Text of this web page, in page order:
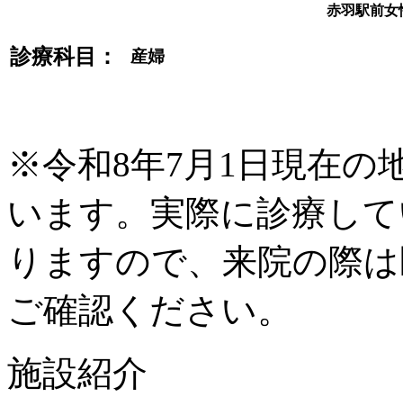
赤羽駅前女
診療科目： 産婦
※令和8年7月1日現在の
います。実際に診療し
りますので、来院の際
ご確認ください。
施設紹介